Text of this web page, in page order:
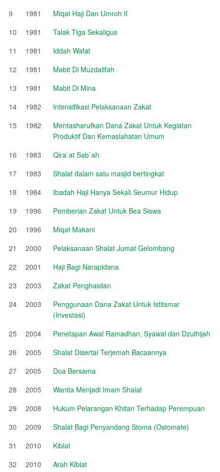
9
1981
Miqat Haji Dan Umroh II
10
1981
Talak Tiga Sekaligus
11
1981
Iddah Wafat
12
1981
Mabit Di Muzdalifah
13
1981
Mabit Di Mina
14
1982
Intensifikasi Pelaksanaan Zakat
15
1982
Mentasharufkan Dana Zakat Untuk Kegiatan
Produktif Dan Kemaslahatan Umum
16
1983
Qira`at Sab`ah
17
1983
Shalat dalam satu masjid bertingkat
18
1984
Ibadah Haji Hanya Sekali Seumur Hidup
19
1996
Pemberian Zakat Untuk Bea Siswa
20
1996
Miqat Makani
21
2000
Pelaksanaan Shalat Jumat Gelombang
22
2001
Haji Bagi Narapidana
23
2003
Zakat Penghasilan
24
2003
Penggunaan Dana Zakat Untuk Istitsmar
(Investasi)
25
2004
Penetapan Awal Ramadhan, Syawal dan Dzulhijah
26
2005
Shalat Disertai Terjemah Bacaannya
27
2005
Doa Bersama
28
2005
Wanita Menjadi Imam Shalat
29
2008
Hukum Pelarangan Khitan Terhadap Perempuan
30
2009
Shalat Bagi Penyandang Stoma (Ostomate)
31
2010
Kiblat
32
2010 Arah Kiblat